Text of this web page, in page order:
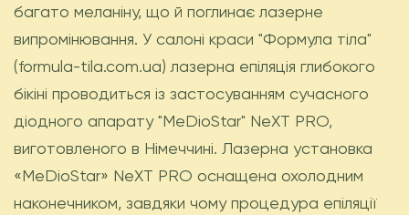
багато меланіну, що й поглинає лазерне
випромінювання. У салоні краси "Формула тіла"
(formula-tila.com.ua) лазерна епіляція глибокого
бікіні проводиться із застосуванням сучасного
діодного апарату "MeDioStar" NеXT PRO,
виготовленого в Німеччині. Лазерна установка
«MeDioStar» NеXT PRO оснащена охолодним
наконечником, завдяки чому процедура епіляції